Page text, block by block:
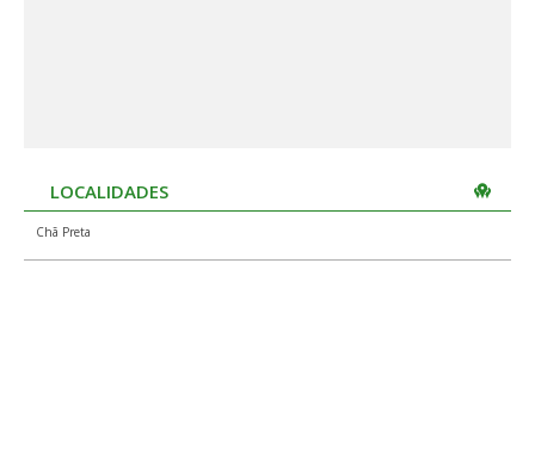
LOCALIDADES
Chã Preta